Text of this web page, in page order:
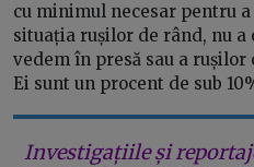
cu minimul necesar pentru
situația rușilor de rând, nu
vedem în presă sau a
Ei sunt un procent de sub
Investigațiile și